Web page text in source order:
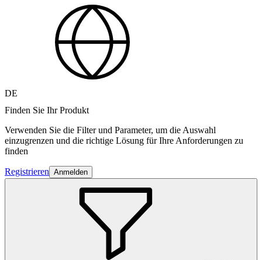
DE
Finden Sie Ihr Produkt
Verwenden Sie die Filter und Parameter, um die Auswahl
einzugrenzen und die richtige Lösung für Ihre Anforderungen zu
finden
Registrieren Anmelden